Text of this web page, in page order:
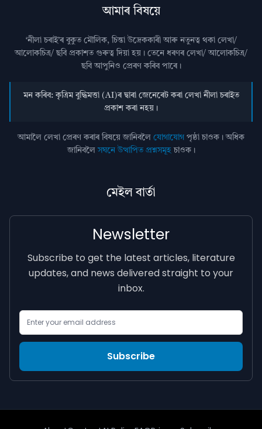
আমাৰ বিষয়ে
‘নীলা চৰাই’ৰ বুকুত মৌলিক, চিন্তা উদ্রেককাৰী আৰু নতুনত্ব থকা লেখা/
আলোকচিত্ৰ/ ছবি প্রকাশত গুৰুত্ব দিয়া হয়। তেনে ধৰণৰ লেখা/ আলোকচিত্ৰ/
ছবি আপুনিও প্রেৰণ কৰিব পাৰে।
মন কৰিব: কৃত্ৰিম বুদ্ধিমত্তা (AI)ৰ দ্বাৰা জেনেৰেট কৰা লেখা নীলা চৰাইত
প্ৰকাশ কৰা নহয়।
আমালৈ লেখা প্ৰেৰণ কৰাৰ বিষয়ে জানিবলৈ যোগাযোগ পৃষ্ঠা চাওক। অধিক
জানিবলৈসঘনে উত্থাপিত প্ৰশ্নসমূহচাওক।
মেইল বাৰ্তা
Newsletter
Subscribe to get the latest articles, literature
updates, and news delivered straight to your
inbox.
Subscribe